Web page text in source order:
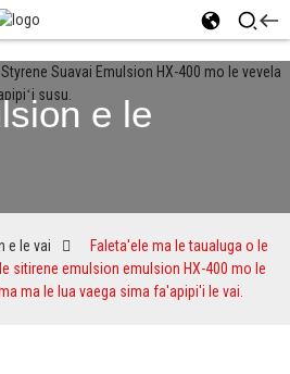
e le
e le vai
Faleta'ele ma le taualuga o le
sitirene emulsion emulsion HX-400 mo le
ma le lua vaega sima fa'apipi'i le vai.